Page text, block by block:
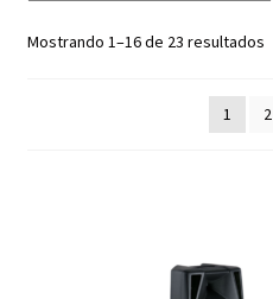
Blog
Mostrando 1–16 de 23 resultados
1 2